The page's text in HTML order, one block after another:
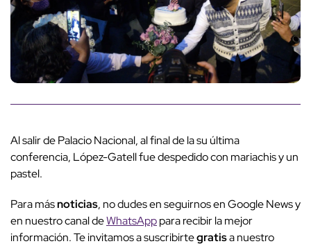
Al salir de Palacio Nacional, al final de la su última
conferencia, López-Gatell fue despedido con mariachis y un
pastel.
Para másnoticias, no dudes en seguirnos en Google News y
en nuestro canal deWhatsApppara recibir la mejor
información. Te invitamos a suscribirtegratisa nuestro